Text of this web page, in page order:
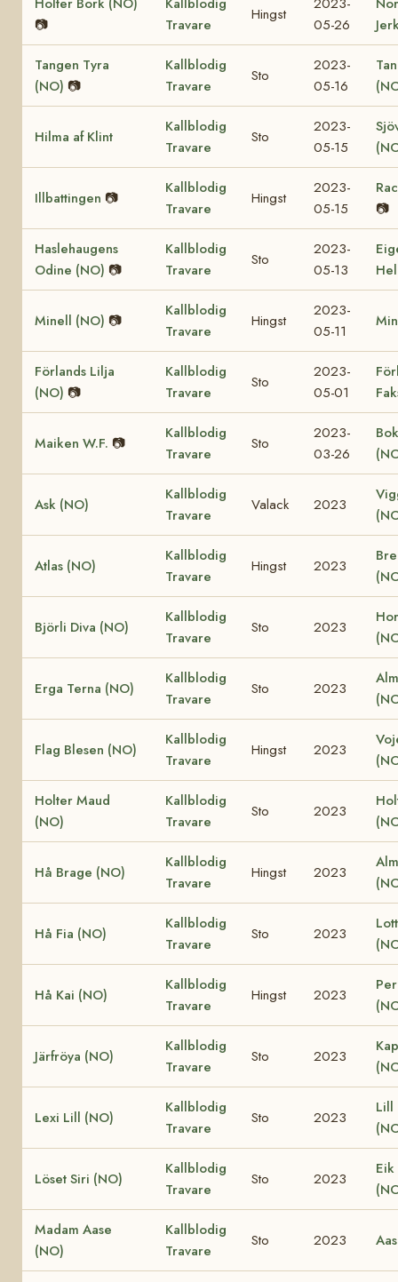
📷
Travare
Hingst
05-26
Tangen Tyra
(NO) 📷
Kallblodig
Travare
Sto
2023-
05-16
Hilma af Klint
Kallblodig
Travare
Sto
2023-
05-15
Illbattingen 📷
Kallblodig
Travare
Hingst
2023-
05-15
📷
Haslehaugens
Odine (NO) 📷
Kallblodig
Travare
Sto
2023-
05-13
Minell (NO) 📷
Kallblodig
Travare
Hingst
2023-
05-11
Förlands Lilja
(NO) 📷
Kallblodig
Travare
Sto
2023-
05-01
Maiken W.F. 📷
Kallblodig
Travare
Sto
2023-
03-26
Ask (NO)
Kallblodig
Travare
Valack 2023
Atlas (NO)
Kallblodig
Travare
Hingst 2023
Björli Diva (NO)
Kallblodig
Travare
Sto 2023
Erga Terna (NO)
Kallblodig
Travare
Sto 2023
Flag Blesen (NO)
Kallblodig
Travare
Hingst 2023
Holter Maud
(NO)
Kallblodig
Travare
Sto 2023
Hå Brage (NO)
Kallblodig
Travare
Hingst 2023
Hå Fia (NO)
Kallblodig
Travare
Sto 2023
Hå Kai (NO)
Kallblodig
Travare
Hingst 2023
Järfröya (NO)
Kallblodig
Travare
Sto 2023
Lexi Lill (NO)
Kallblodig
Travare
Sto 2023
Lill
Löset Siri (NO)
Kallblodig
Travare
Sto 2023
Madam Aase
(NO)
Kallblodig
Travare
Sto 2023